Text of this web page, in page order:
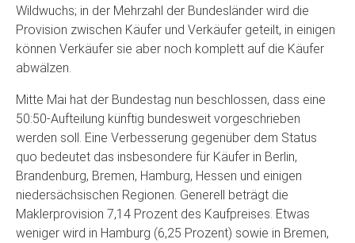
Wildwuchs; in der Mehrzahl der Bundesländer wird die
Provision zwischen Käufer und Verkäufer geteilt, in einigen
können Verkäufer sie aber noch komplett auf die Käufer
abwälzen.
Mitte Mai hat der Bundestag nun beschlossen, dass eine
50:50-Aufteilung künftig bundesweit vorgeschrieben
werden soll. Eine Verbesserung gegenüber dem Status
quo bedeutet das insbesondere für Käufer in Berlin,
Brandenburg, Bremen, Hamburg, Hessen und einigen
niedersächsischen Regionen. Generell beträgt die
Maklerprovision 7,14 Prozent des Kaufpreises. Etwas
weniger wird in Hamburg (6,25 Prozent) sowie in Bremen,